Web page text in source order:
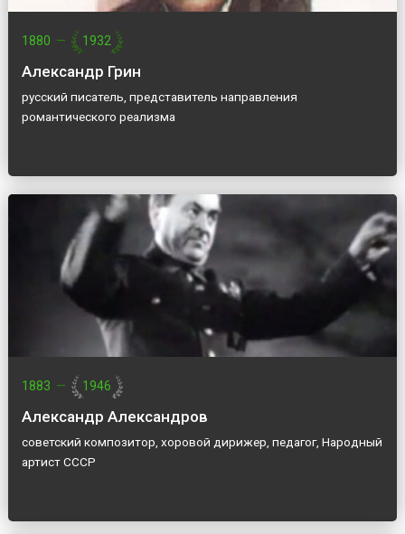
1880 — 1932
Александр Грин
русский писатель, представитель направления
романтического реализма
1883 — 1946
Александр Александров
советский композитор, хоровой дирижер, педагог, Народный
артист СССР